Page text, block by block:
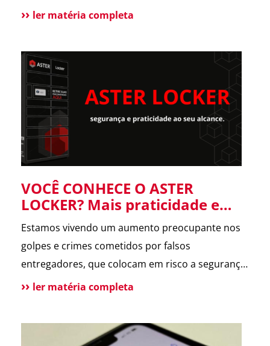
envolvendo a possível clonagem de controle de
e contou com a participação da ASTER, que
forneceu informações […]
ler matéria completa
VOCÊ CONHECE O ASTER
LOCKER? Mais praticidade e
segurança para suas entregas
no condomínio.
Estamos vivendo um aumento preocupante nos
golpes e crimes cometidos por falsos
entregadores, que colocam em risco a segurança
dos moradores e a rotina dos condomínios.
encomendas, eliminando o contato direto entre
ler matéria completa